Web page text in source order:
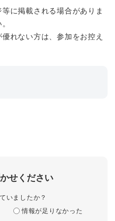
に掲載される場合がありま
れない方は、参加をお控え
せください
いましたか？
情報が足りなかった